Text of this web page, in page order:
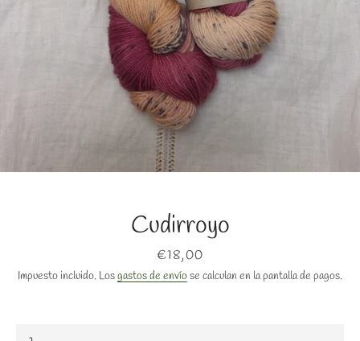
Cudirroyo
Precio
€18,00
Impuesto incluido. Losgastos de envíose calculan en la pantalla de pagos.